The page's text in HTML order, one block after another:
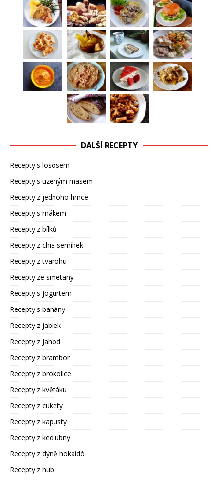
DALŠÍ RECEPTY
Recepty s lososem
Recepty s uzeným masem
Recepty z jednoho hrnce
Recepty s mákem
Recepty z bílků
Recepty z chia semínek
Recepty z tvarohu
Recepty ze smetany
Recepty s jogurtem
Recepty s banány
Recepty z jablek
Recepty z jahod
Recepty z brambor
Recepty z brokolice
Recepty z květáku
Recepty z cukety
Recepty z kapusty
Recepty z kedlubny
Recepty z dýně hokaidó
Recepty z hub